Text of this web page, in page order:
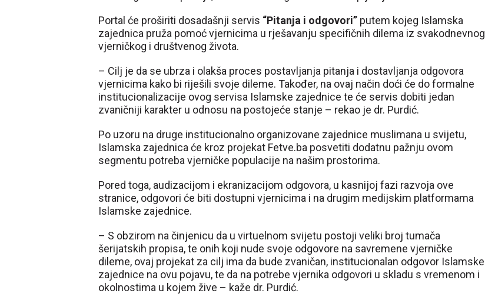
Portal će proširiti dosadašnji servis “Pitanja i odgovori” putem kojeg Islamska
zajednica pruža pomoć vjernicima u rješavanju specifičnih dilema iz svakodnevnog
vjerničkog i društvenog života.
– Cilj je da se ubrza i olakša proces postavljanja pitanja i dostavljanja odgovora
vjernicima kako bi riješili svoje dileme. Također, na ovaj način doći će do formalne
institucionalizacije ovog servisa Islamske zajednice te će servis dobiti jedan
zvaničniji karakter u odnosu na postojeće stanje – rekao je dr. Purdić.
Po uzoru na druge institucionalno organizovane zajednice muslimana u svijetu,
Islamska zajednica će kroz projekat Fetve.ba posvetiti dodatnu pažnju ovom
segmentu potreba vjerničke populacije na našim prostorima.
Pored toga, audizacijom i ekranizacijom odgovora, u kasnijoj fazi razvoja ove
stranice, odgovori će biti dostupni vjernicima i na drugim medijskim platformama
Islamske zajednice.
– S obzirom na činjenicu da u virtuelnom svijetu postoji veliki broj tumača
šerijatskih propisa, te onih koji nude svoje odgovore na savremene vjerničke
dileme, ovaj projekat za cilj ima da bude zvaničan, institucionalan odgovor Islamske
zajednice na ovu pojavu, te da na potrebe vjernika odgovori u skladu s vremenom i
okolnostima u kojem žive – kaže dr. Purdić.